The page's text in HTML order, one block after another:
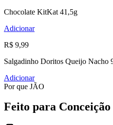
Chocolate KitKat 41,5g
Adicionar
R$ 9,99
Salgadinho Doritos Queijo Nacho
Adicionar
Por que JÃO
Feito para Conceição